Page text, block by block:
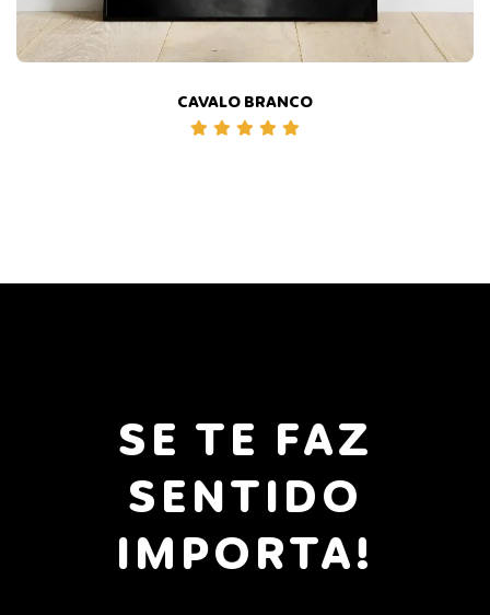
CAVALO BRANCO
SE TE FAZ
SENTIDO
IMPORTA!